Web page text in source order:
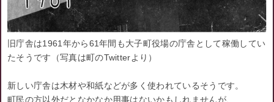
旧庁舎は1961年から61年間も大子町役場の庁舎として稼働してい
たそうです（写真は町のTwitterより）
新しい庁舎は木材や和紙などが多く使われているそうです。
町民の方以外だとなかなか用事はないかもしれませんが、